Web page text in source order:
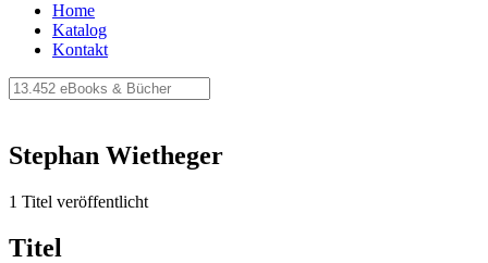
Home
Katalog
Kontakt
Stephan Wietheger
1 Titel veröffentlicht
Titel